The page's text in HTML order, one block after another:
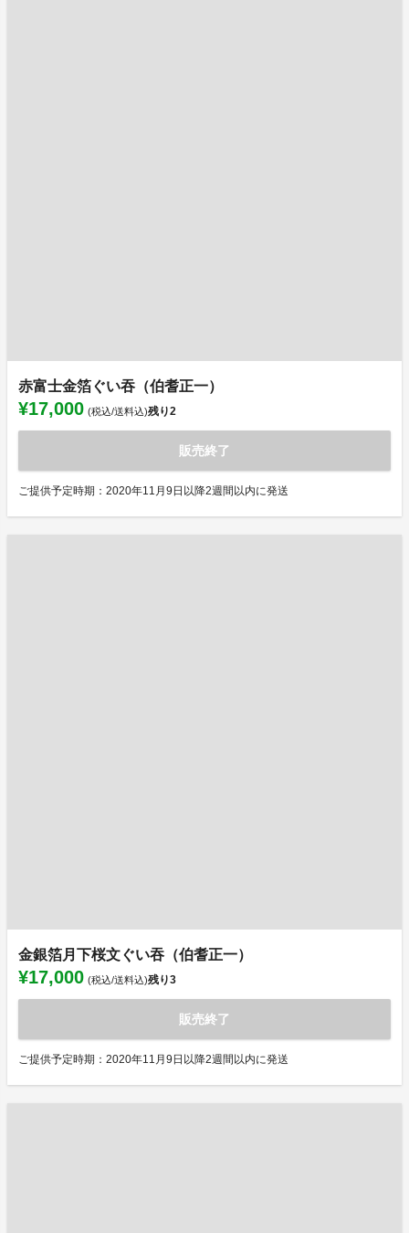
赤富士金箔ぐい吞（伯耆正一）
¥17,000 (税込/送料込)残り2
販売終了
ご提供予定時期：2020年11月9日以降2週間以内に発送
金銀箔月下桜文ぐい吞（伯耆正一）
¥17,000 (税込/送料込)残り3
販売終了
ご提供予定時期：2020年11月9日以降2週間以内に発送